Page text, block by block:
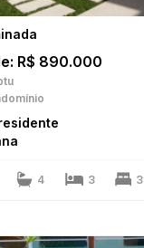
R$ 890.000
4 3 3